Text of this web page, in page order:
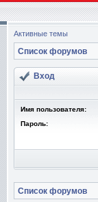
Активные темы
Список форумов
Вход
Имя пользователя:
Пароль:
Список форумов